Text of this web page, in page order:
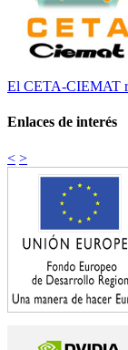
El CETA-CIEMAT
Enlaces de interés
< >